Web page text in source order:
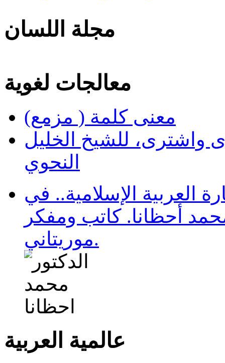
مجلة اللسان
معالجات لغوية
معنى كلمة ( مزمع)
واشترى، للشيخ الخليل
النحوي
العربية الإسلامية.. في
أحظانا. كاتب ومفكر
موريتاني.
عالمية العربية